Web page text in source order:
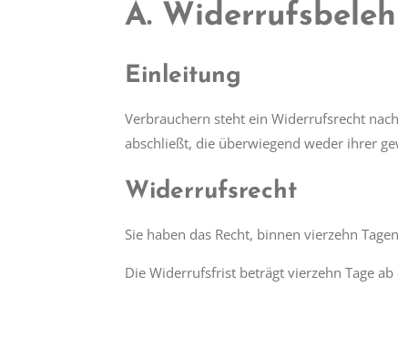
A.
Einleitung
Verbrauchern steht ein Widerrufsrecht
abschließt, die überwiegend weder ihrer
Widerrufsrecht
Sie haben das Recht, binnen vierzehn
Die Widerrufsfrist beträgt vierzehn Tage ab